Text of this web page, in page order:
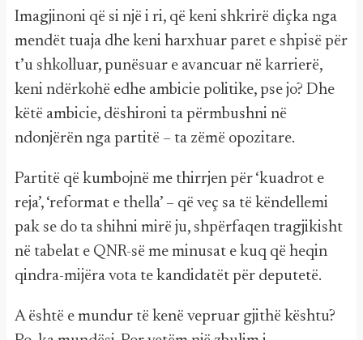
Imagjinoni që si një i ri, që keni shkrirë diçka nga
mendët tuaja dhe keni harxhuar paret e shpisë për
t’u shkolluar, punësuar e avancuar në karrierë,
keni ndërkohë edhe ambicie politike, pse jo? Dhe
këtë ambicie, dëshironi ta përmbushni në
ndonjërën nga partitë – ta zëmë opozitare.
Partitë që kumbojnë me thirrjen për ‘kuadrot e
reja’, ‘reformat e thella’ – që veç sa të këndellemi
pak se do ta shihni mirë ju, shpërfaqen tragjikisht
në tabelat e QNR-së me minusat e kuq që heqin
qindra-mijëra vota te kandidatët për deputetë.
A është e mundur të kenë vepruar gjithë kështu?